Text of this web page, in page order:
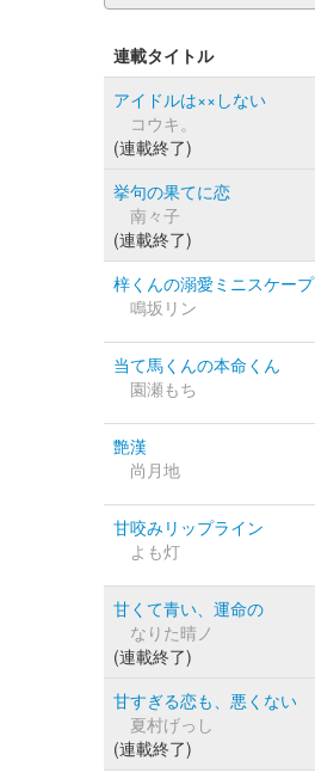
連載タイトル
アイドルは××しない
コウキ。
(連載終了)
挙句の果てに恋
南々子
(連載終了)
梓くんの溺愛ミニスケープ
鳴坂リン
当て馬くんの本命くん
園瀬もち
艶漢
尚月地
甘咬みリップライン
よも灯
甘くて青い、運命の
なりた晴ノ
(連載終了)
甘すぎる恋も、悪くない
夏村げっし
(連載終了)